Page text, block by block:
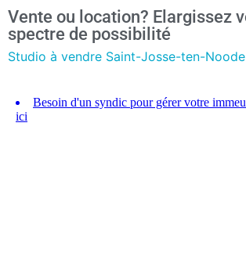
Vente ou location? Elargissez
spectre de possibilité
Studio à vendre Saint-Josse-ten-Noode